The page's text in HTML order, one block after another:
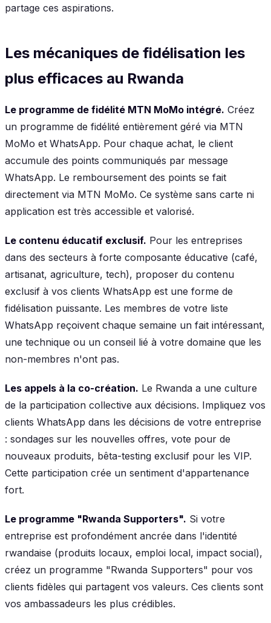
partage ces aspirations.
Les mécaniques de fidélisation les
plus efficaces au Rwanda
Le programme de fidélité MTN MoMo intégré. Créez
un programme de fidélité entièrement géré via MTN
MoMo et WhatsApp. Pour chaque achat, le client
accumule des points communiqués par message
WhatsApp. Le remboursement des points se fait
directement via MTN MoMo. Ce système sans carte ni
application est très accessible et valorisé.
Le contenu éducatif exclusif. Pour les entreprises
dans des secteurs à forte composante éducative (café,
artisanat, agriculture, tech), proposer du contenu
exclusif à vos clients WhatsApp est une forme de
fidélisation puissante. Les membres de votre liste
WhatsApp reçoivent chaque semaine un fait intéressant,
une technique ou un conseil lié à votre domaine que les
non-membres n'ont pas.
Les appels à la co-création. Le Rwanda a une culture
de la participation collective aux décisions. Impliquez vos
clients WhatsApp dans les décisions de votre entreprise
: sondages sur les nouvelles offres, vote pour de
nouveaux produits, bêta-testing exclusif pour les VIP.
Cette participation crée un sentiment d'appartenance
fort.
Le programme "Rwanda Supporters". Si votre
entreprise est profondément ancrée dans l'identité
rwandaise (produits locaux, emploi local, impact social),
créez un programme "Rwanda Supporters" pour vos
clients fidèles qui partagent vos valeurs. Ces clients sont
vos ambassadeurs les plus crédibles.